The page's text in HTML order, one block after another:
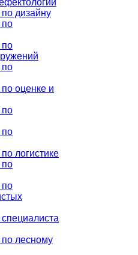
дизайну
по
по
по
оценке и
по
по
логистике
по
по
лесному